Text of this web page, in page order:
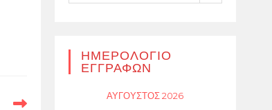
ΗΜΕΡΟΛΌΓΙΟ
ΕΓΓΡΑΦΏΝ
ΑΎΓΟΥΣΤΟΣ 2026